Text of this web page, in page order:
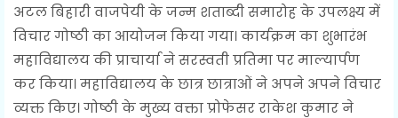
अटल बिहारी वाजपेयी के जन्म शताब्दी समारोह के उपलक्ष्य में
विचार गोष्ठी का आयोजन किया गया। कार्यक्रम का शुभारंभ
महाविद्यालय की प्राचार्या ने सरस्वती प्रतिमा पर माल्यार्पण
कर किया। महाविद्यालय के छात्र छात्राओं ने अपने अपने विचार
व्यक्त किए। गोष्ठी के मुख्य वक्ता प्रोफेसर राकेश कुमार ने